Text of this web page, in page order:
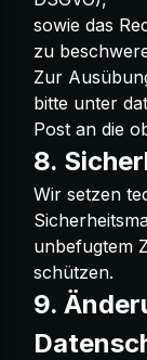
sowie das
zu
Zur
bitte unter
Post an die
8.
Wir setzen
unbefugtem
schützen.
9.